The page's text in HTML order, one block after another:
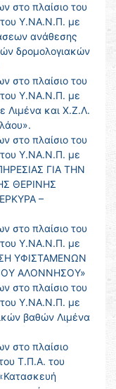
στο πλαίσιο του
Υ.ΝΑ.Ν.Π. με
ανάθεσης
δρομολογιακών
στο πλαίσιο του
Υ.ΝΑ.Ν.Π. με
Λιμένα και Χ.Ζ.Λ.
στο πλαίσιο του
Υ.ΝΑ.Ν.Π. με
ΓΙΑ ΤΗΝ
ΘΕΡΙΝΗΣ
–
στο πλαίσιο του
Υ.ΝΑ.Ν.Π. με
ΥΦΙΣΤΑΜΕΝΩΝ
ΑΛΟΝΝΗΣΟΥ»
στο πλαίσιο του
Υ.ΝΑ.Ν.Π. με
βαθών Λιμένα
στο πλαίσιο
Τ.Π.Α. του